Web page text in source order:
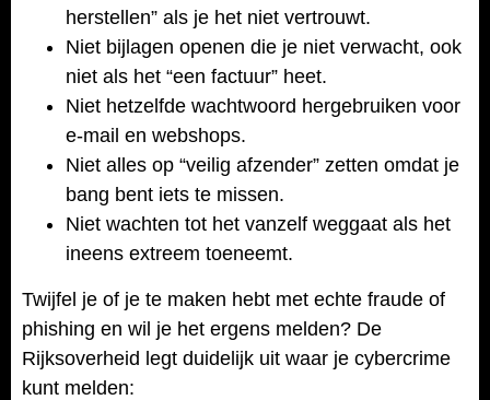
herstellen” als je het niet vertrouwt.
Niet bijlagen openen die je niet verwacht, ook
niet als het “een factuur” heet.
Niet hetzelfde wachtwoord hergebruiken voor
e-mail en webshops.
Niet alles op “veilig afzender” zetten omdat je
bang bent iets te missen.
Niet wachten tot het vanzelf weggaat als het
ineens extreem toeneemt.
Twijfel je of je te maken hebt met echte fraude of
phishing en wil je het ergens melden? De
Rijksoverheid legt duidelijk uit waar je cybercrime
kunt melden: